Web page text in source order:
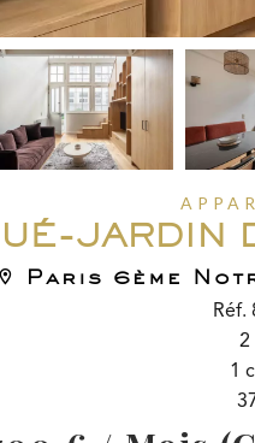
JARDIN
Paris 6ème
Réf.
2
1